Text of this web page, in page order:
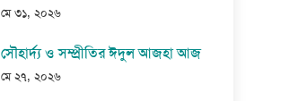
মে ৩১, ২০২৬
সৌহার্দ্য ও সম্প্রীতির ঈদুল আজহা আজ
মে ২৭, ২০২৬